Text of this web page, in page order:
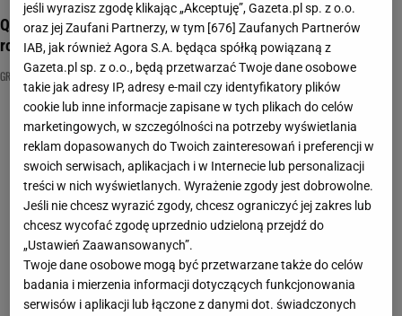
Quiz. 90% osób myli te grzyby. Sprawdź, czy dasz radę je
rozpoznać!
GRZYBY JADALNE GRZYBY TRUJĄCE NAJNOWSZE QUIZY DZISIAJ DODANE
jeśli wyrazisz zgodę klikając „Akceptuję”, Gazeta.pl sp. z o.o.
oraz jej Zaufani Partnerzy, w tym [676] Zaufanych Partnerów
IAB, jak również Agora S.A. będąca spółką powiązaną z
Gazeta.pl sp. z o.o., będą przetwarzać Twoje dane osobowe
takie jak adresy IP, adresy e-mail czy identyfikatory plików
cookie lub inne informacje zapisane w tych plikach do celów
marketingowych, w szczególności na potrzeby wyświetlania
reklam dopasowanych do Twoich zainteresowań i preferencji w
swoich serwisach, aplikacjach i w Internecie lub personalizacji
treści w nich wyświetlanych. Wyrażenie zgody jest dobrowolne.
Jeśli nie chcesz wyrazić zgody, chcesz ograniczyć jej zakres lub
chcesz wycofać zgodę uprzednio udzieloną przejdź do
„Ustawień Zaawansowanych”.
Twoje dane osobowe mogą być przetwarzane także do celów
badania i mierzenia informacji dotyczących funkcjonowania
serwisów i aplikacji lub łączone z danymi dot. świadczonych